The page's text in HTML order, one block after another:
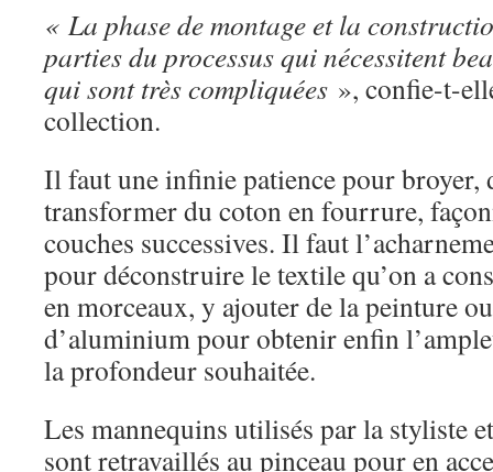
« La phase de montage et la
parties du processus qui nécessitent
qui sont très compliquées », confie-t-
collection.
Il faut une infinie patience pour broyer,
transformer du coton en fourrure,
couches successives. Il faut
pour déconstruire le textile qu’on a
en morceaux, y ajouter de la peinture
d’aluminium pour obtenir enfin
la profondeur souhaitée.
Les mannequins utilisés par la styliste
sont retravaillés au pinceau pour en